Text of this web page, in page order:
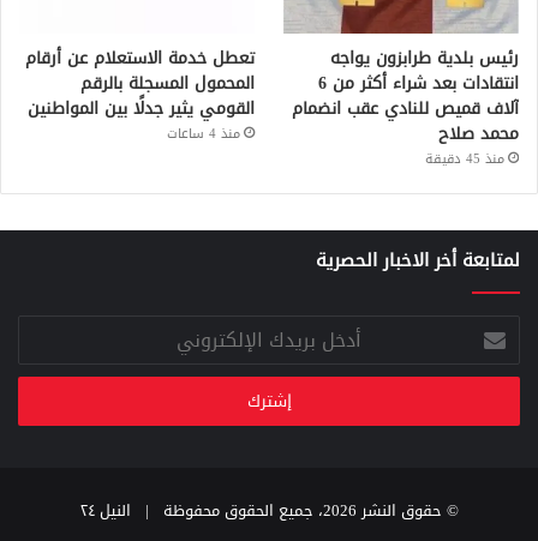
رئيس بلدية طرابزون يواجه
انتقادات بعد شراء أكثر من 6
آلاف قميص للنادي عقب انضمام
محمد صلاح
منذ 45 دقيقة
تعطل خدمة الاستعلام عن أرقام
المحمول المسجلة بالرقم
القومي يثير جدلًا بين المواطنين
منذ 4 ساعات
لمتابعة أخر الاخبار الحصرية
أدخل
بريدك
الإلكتروني
© حقوق النشر 2026، جميع الحقوق محفوظة |
النيل ٢٤